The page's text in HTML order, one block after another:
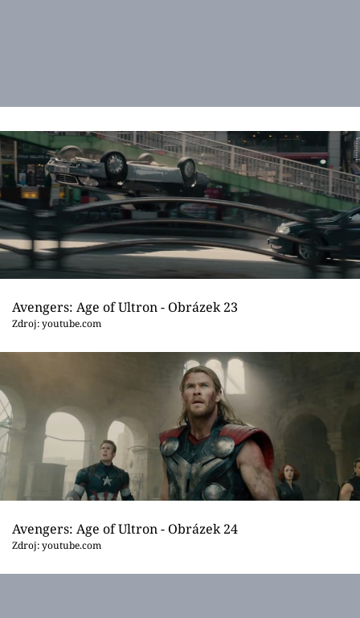
Avengers: Age of Ultron - Obrázek 23
Zdroj: youtube.com
Avengers: Age of Ultron - Obrázek 24
Zdroj: youtube.com